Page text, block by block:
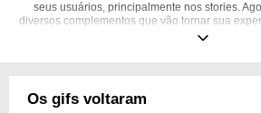
seus usuários, principalmente nos stories.
diversos complementos que vão tornar sua
melhor! Confira quais são estas novidades
Os gifs voltaram